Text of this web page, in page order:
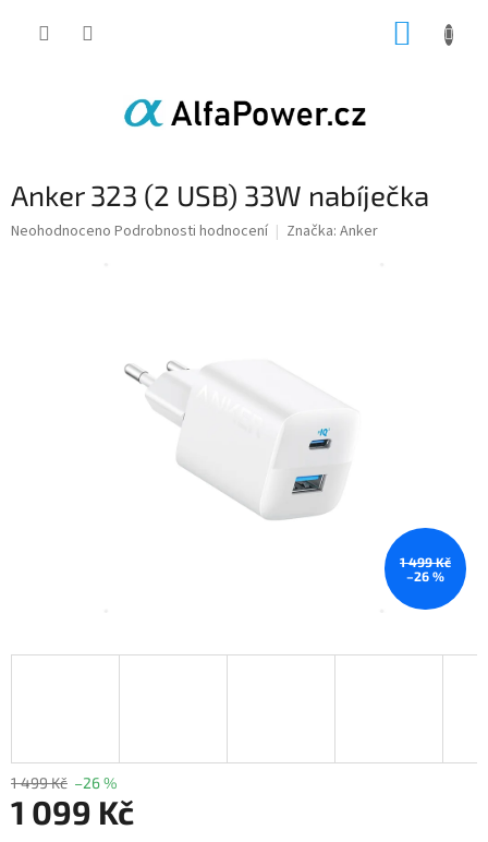
Anker 323 (2 USB) 33W nabíječka
Průměrné
Neohodnoceno Podrobnosti hodnocení Značka: Anker
1 499 Kč
–26 %
1 499 Kč –26 %
1 099 Kč